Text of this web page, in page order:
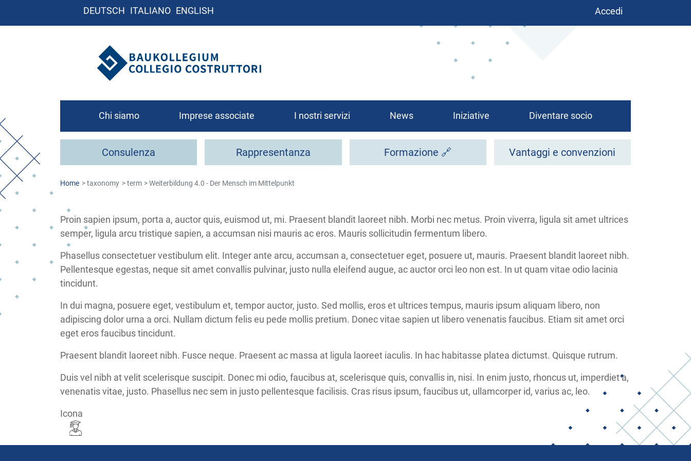
DEUTSCH ITALIANO ENGLISH BenutzermenüAccedi
Chi siamo
Chi siamo
Contatto
Imprese associate I nostri servizi News Iniziative Diventare socio
Consulenza Rappresentanza Formazione 🔗 Vantaggi e convenzioni
Home taxonomy term Weiterbildung 4.0 - Der Mensch im Mittelpunkt
Proin sapien ipsum, porta a, auctor quis, euismod ut, mi. Praesent blandit laoreet nibh. Morbi nec metus. Proin viverra, ligula sit amet ultrices
semper, ligula arcu tristique sapien, a accumsan nisi mauris ac eros. Mauris sollicitudin fermentum libero.
Phasellus consectetuer vestibulum elit. Integer ante arcu, accumsan a, consectetuer eget, posuere ut, mauris. Praesent blandit laoreet nibh.
Pellentesque egestas, neque sit amet convallis pulvinar, justo nulla eleifend augue, ac auctor orci leo non est. In ut quam vitae odio lacinia
tincidunt.
In dui magna, posuere eget, vestibulum et, tempor auctor, justo. Sed mollis, eros et ultrices tempus, mauris ipsum aliquam libero, non
adipiscing dolor urna a orci. Nullam dictum felis eu pede mollis pretium. Donec vitae sapien ut libero venenatis faucibus. Etiam sit amet orci
eget eros faucibus tincidunt.
Praesent blandit laoreet nibh. Fusce neque. Praesent ac massa at ligula laoreet iaculis. In hac habitasse platea dictumst. Quisque rutrum.
Duis vel nibh at velit scelerisque suscipit. Donec mi odio, faucibus at, scelerisque quis, convallis in, nisi. In enim justo, rhoncus ut, imperdiet a,
venenatis vitae, justo. Phasellus nec sem in justo pellentesque facilisis. Cras risus ipsum, faucibus ut, ullamcorper id, varius ac, leo.
Icona